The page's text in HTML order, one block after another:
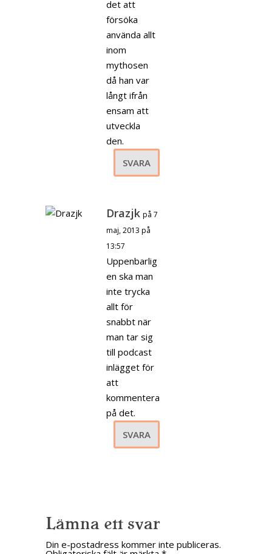
det att
försöka
använda allt
inom
mythosen
då han var
långt ifrån
ensam att
utveckla
den.
SVARA
Drazjk på 7
maj, 2013 på
13:57
Uppenbarlig
en ska man
inte trycka
allt för
snabbt när
man tar sig
till podcast
inlägget för
att
kommentera
på det.
SVARA
Lämna ett svar
Din e-postadress kommer inte publiceras.